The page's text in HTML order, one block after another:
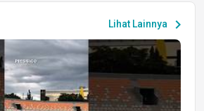
Lihat Lainnya chevron_right